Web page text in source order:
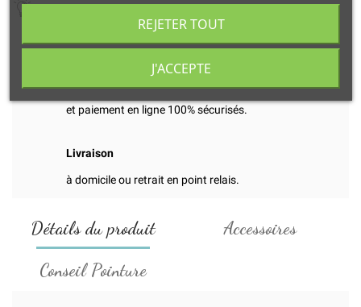
et paiement en ligne 100% sécurisés.
Livraison
à domicile ou retrait en point relais.
Détails du produit Accessoires
Conseil Pointure
REJETER TOUT
J'ACCEPTE